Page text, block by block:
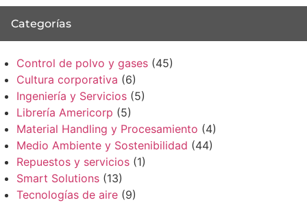
Categorías
Control de polvo y gases (45)
Cultura corporativa (6)
Ingeniería y Servicios (5)
Librería Americorp (5)
Material Handling y Procesamiento (4)
Medio Ambiente y Sostenibilidad (44)
Repuestos y servicios (1)
Smart Solutions (13)
Tecnologías de aire (9)